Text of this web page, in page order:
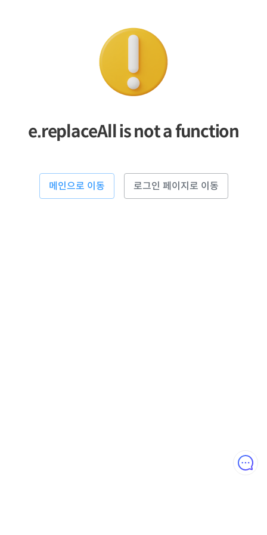
e.replaceAll is not a function
메인으로 이동 로그인 페이지로 이동